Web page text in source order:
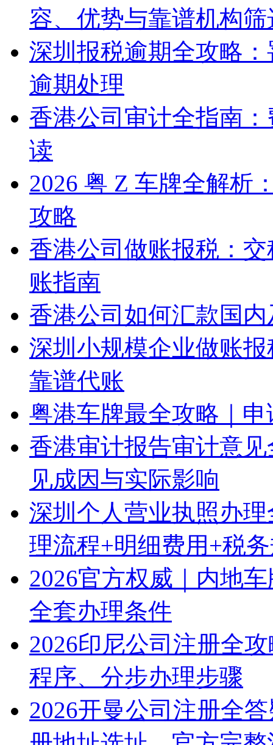
容、优势与靠谱机构筛
深圳报税逾期全攻略
逾期处理
香港公司审计全指南
读
2026 粤 Z 车牌全解析
攻略
香港公司做账报税：
账指南
香港公司如何汇款国
深圳小规模企业做账
靠谱代账
粤港车牌最全攻略｜
香港审计报告审计意
见成因与实际影响
深圳个人营业执照办
理流程+明细费用+税
2026官方权威｜内地
全套办理条件
2026印尼公司注册全
程序、分步办理步骤
2026开曼公司注册全